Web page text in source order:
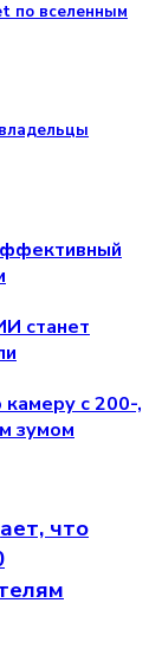
по вселенным
станет
с 200-,
зумом
что